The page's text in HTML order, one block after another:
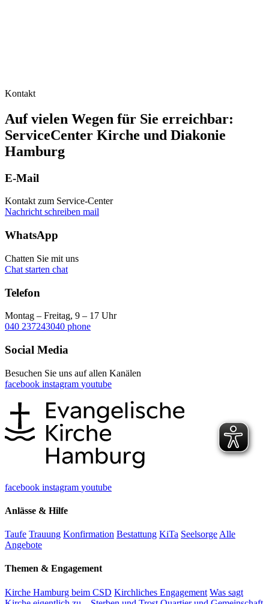
Kontakt
Auf vielen Wegen für Sie erreichbar:
ServiceCenter Kirche und Diakonie
Hamburg
E-Mail
Kontakt zum Service-Center
Nachricht schreiben mail
WhatsApp
Chatten Sie mit uns
Chat starten chat
Telefon
Montag – Freitag, 9 – 17 Uhr
040 237243040 phone
Social Media
Besuchen Sie uns auf allen Kanälen
facebook instagram youtube
facebook instagram youtube
Anlässe & Hilfe
Taufe Trauung Konfirmation Bestattung KiTa Seelsorge Alle
Angebote
Themen & Engagement
Kirche Hamburg beim CSD Kirchliches Engagement Was sagt